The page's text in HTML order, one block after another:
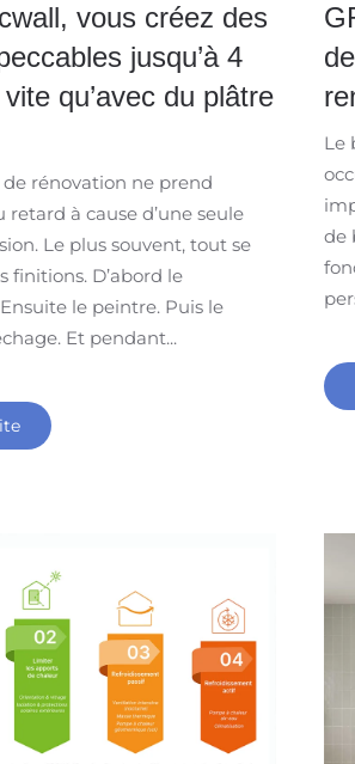
vous créez des
jusqu’à 4
qu’avec du plâtre
rénovation ne prend
à cause d’une seule
Le plus souvent, tout se
finitions. D’abord le
le peintre. Puis le
Et pendant...
Le
de